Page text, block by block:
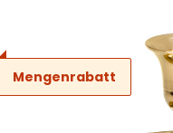
Mengenrabatt